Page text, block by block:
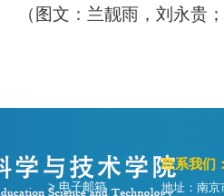
（图文：兰靓雨，刘永贵
联系我们：
地址：南京
> 电子邮箱